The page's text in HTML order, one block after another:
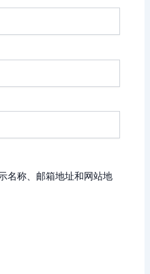
名称、邮箱地址和网站地